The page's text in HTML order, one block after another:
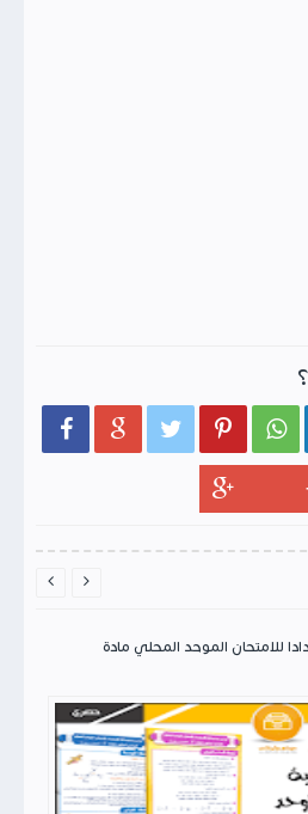
    
للامتحان الموحد المحلي مادة
 